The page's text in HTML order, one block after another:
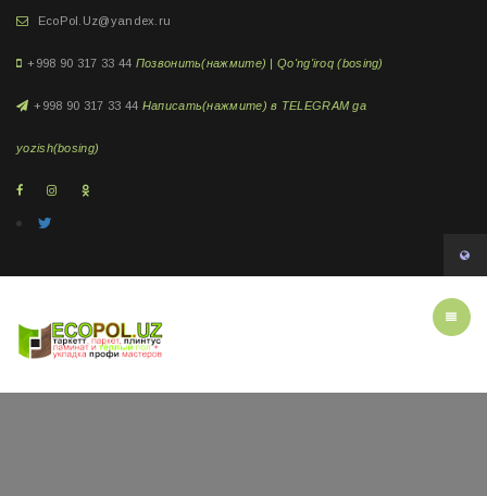
EcoPol.Uz@yandex.ru
+998 90 317 33 44 Позвонить(нажмите) | Qo'ng'iroq (bosing)
+998 90 317 33 44 Написать(нажмите) в TELEGRAM ga
yozish(bosing)